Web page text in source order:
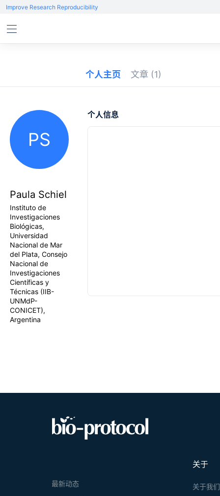
Improve Research Reproducibility
个人主页 文章 (1)
PS
Paula Schiel
Instituto de
Investigaciones
Biológicas,
Universidad
Nacional de Mar
del Plata, Consejo
Nacional de
Investigaciones
Científicas y
Técnicas (IIB-
UNMdP-
CONICET),
Argentina
个人信息
关于
关于我们
最新动态